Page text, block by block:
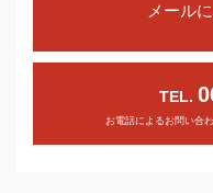
メール
TEL.
お電話によるお問い合